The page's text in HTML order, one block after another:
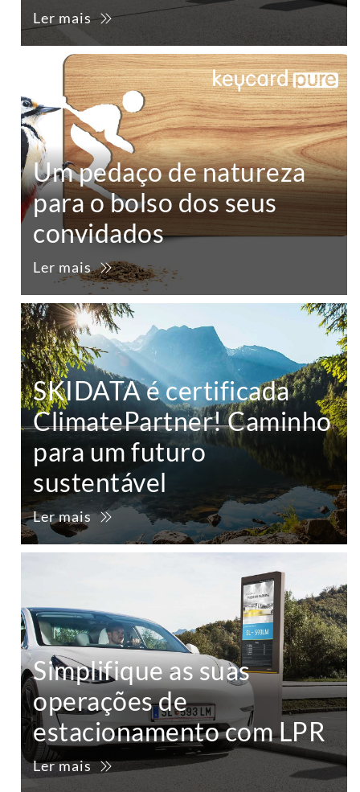
Ler mais
Um pedaço de natureza
para o bolso dos seus
convidados
Ler mais
SKIDATA é certificada
ClimatePartner! Caminho
para um futuro
sustentável
Ler mais
Simplifique as suas
operações de
estacionamento com LPR
Ler mais